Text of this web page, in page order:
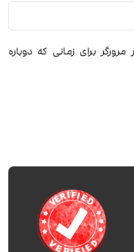
برای زمانی که دوباره